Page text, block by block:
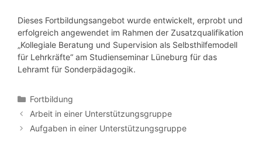
Dieses Fortbildungsangebot wurde entwickelt, erprobt und
erfolgreich angewendet im Rahmen der Zusatzqualifikation
„Kollegiale Beratung und Supervision als Selbsthilfemodell
für Lehrkräfte“ am Studienseminar Lüneburg für das
Lehramt für Sonderpädagogik.
Kategorien
Fortbildung
Arbeit in einer Unterstützungsgruppe
Aufgaben in einer Unterstützungsgruppe